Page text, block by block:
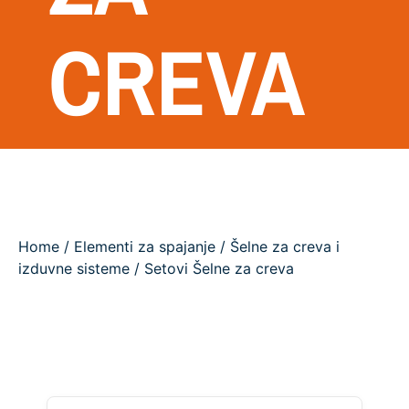
CREVA
Home / Elementi za spajanje / Šelne za creva i
izduvne sisteme / Setovi Šelne za creva